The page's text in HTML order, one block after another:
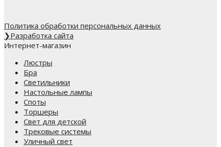
Политика обработки персональных данных
❯Разработка сайта
Интернет-магазин
Люстры
Бра
Светильники
Настольные лампы
Споты
Торшеры
Свет для детской
Трековые системы
Уличный свет